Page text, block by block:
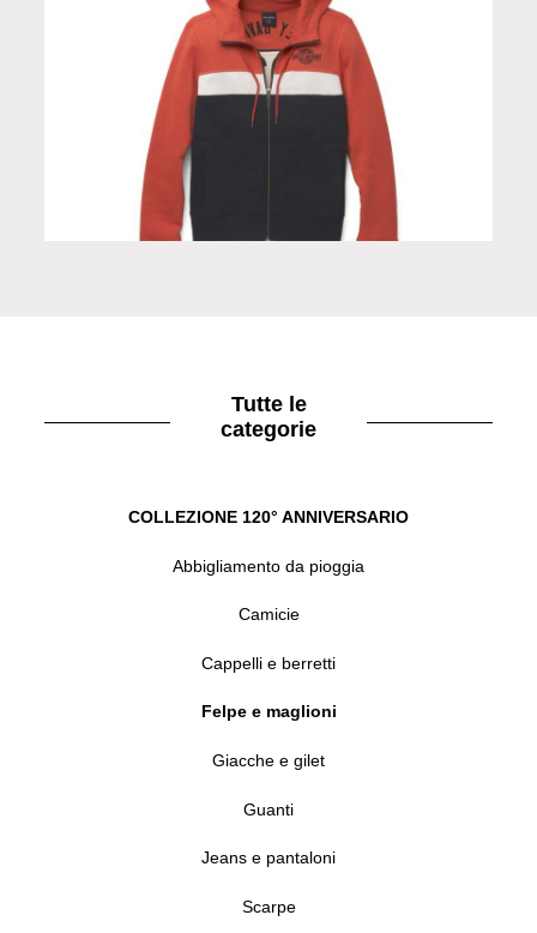
Felpa donna orange
Tutte le
categorie
COLLEZIONE 120° ANNIVERSARIO
Abbigliamento da pioggia
Camicie
Cappelli e berretti
Felpe e maglioni
Giacche e gilet
Guanti
Jeans e pantaloni
Scarpe